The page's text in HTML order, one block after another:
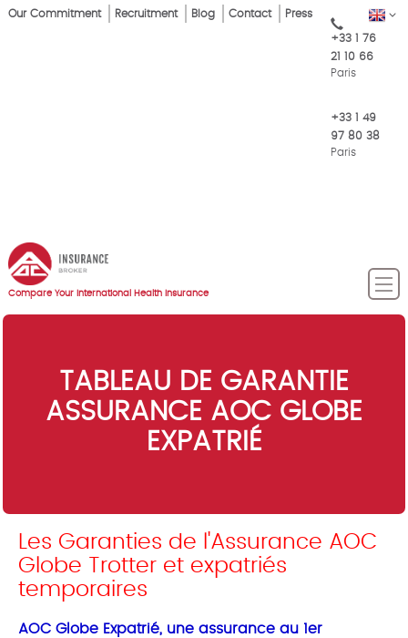
Skip
EN
Top
Our Commitment Recruitment Blog Contact Press
+33 1 76
21 10 66
Paris
+33 1 49
97 80 38
Paris
Compare Your International Health Insurance
TABLEAU DE GARANTIE
ASSURANCE AOC GLOBE
EXPATRIÉ
Les Garanties de l'Assurance AOC
Globe Trotter et expatriés
temporaires
AOC Globe Expatrié, une assurance au 1er